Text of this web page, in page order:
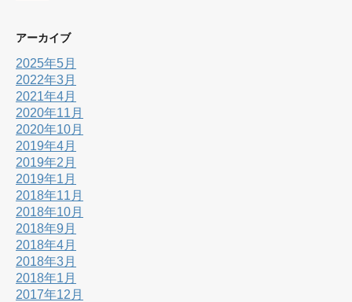
アーカイブ
2025年5月
2022年3月
2021年4月
2020年11月
2020年10月
2019年4月
2019年2月
2019年1月
2018年11月
2018年10月
2018年9月
2018年4月
2018年3月
2018年1月
2017年12月